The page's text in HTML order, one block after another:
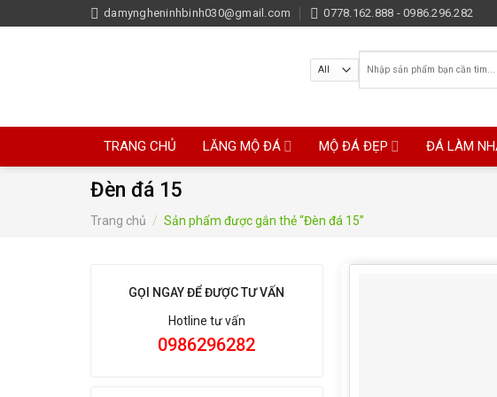
to
damyngheninhbinh030@gmail.com 0778.162.888 - 0986.296.282
Tìm
kiếm:
TRANG CHỦ LĂNG MỘ ĐÁ MỘ ĐÁ ĐẸP ĐÁ LÀM
Đèn đá 15
Trang chủ / Sản phẩm được gắn thẻ “Đèn đá 15”
GỌI NGAY ĐỂ ĐƯỢC TƯ VẤN
Hotline tư vấn
0986296282